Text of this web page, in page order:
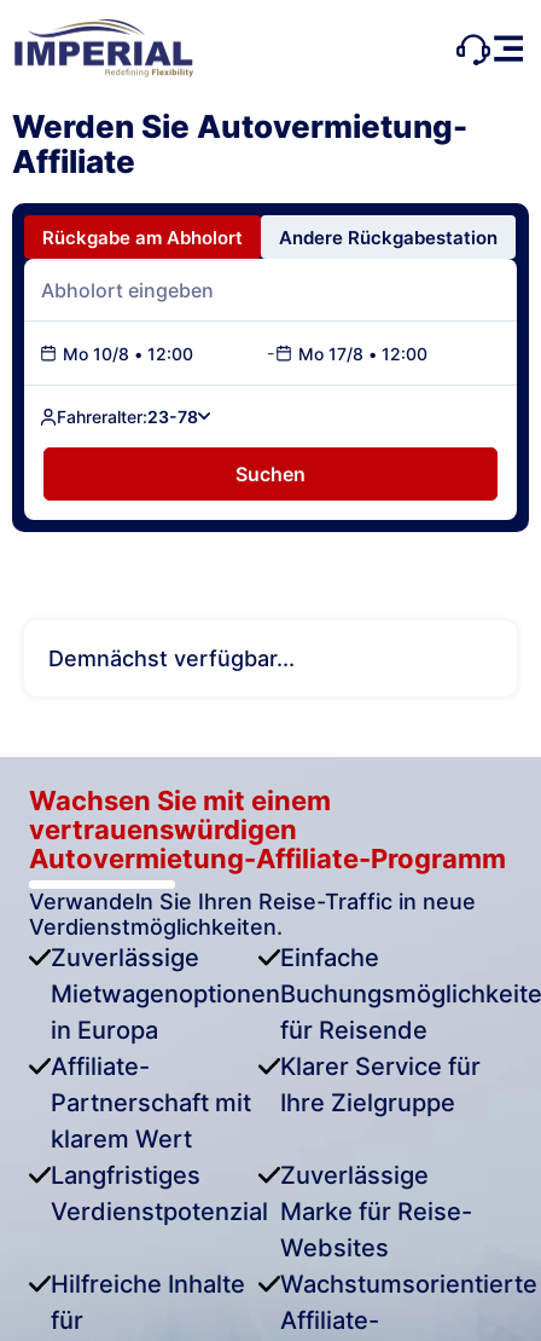
Werden Sie Autovermietung-
Affiliate
Rückgabe am Abholort Andere Rückgabestation
Mo 10/8 • 12:00 - Mo 17/8 • 12:00
Fahreralter:23-78
Suchen
Demnächst verfügbar...
Wachsen Sie mit einem
vertrauenswürdigen
Autovermietung-Affiliate-Programm
Verwandeln Sie Ihren Reise-Traffic in neue
Verdienstmöglichkeiten.
Zuverlässige
Mietwagenoptionen
in Europa
Einfache
für Reisende
Affiliate-
Partnerschaft mit
klarem Wert
Klarer Service für
Ihre Zielgruppe
Langfristiges
Verdienstpotenzial
Zuverlässige
Marke für Reise-
Websites
Hilfreiche Inhalte
für
Wachstumsorientierte
Affiliate-